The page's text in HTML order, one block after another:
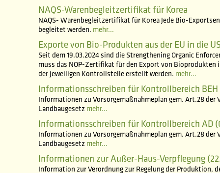
NAQS-Warenbegleitzertifikat für Korea
NAQS- Warenbegleitzertifikat für Korea Jede Bio-
begleitet werden. mehr...
Exporte von Bio-Produkten aus der EU in die
Seit dem 19.03.2024 sind die Strengthening Organic
muss das NOP-Zertifikat für den Export von Bioprodukten
der jeweiligen Kontrollstelle erstellt werden. mehr...
Informationsschreiben für Kontrollbereich
Informationen zu Vorsorgemaßnahmeplan gem. Art.28 der
Landbaugesetz mehr...
Informationsschreiben für Kontrollbereich AD
Informationen zu Vorsorgemaßnahmeplan gem. Art.28 der
Landbaugesetz mehr...
Informationen zur Außer-Haus-Verpflegung
Information zur Verordnung zur Regelung der Produktion,